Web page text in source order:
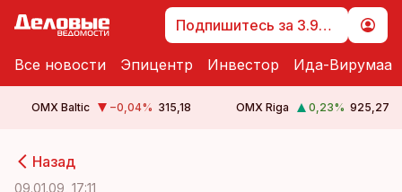
Подпишитесь за 3.99 €
Все новости Эпицентр Инвестор Ида-Вирумаа
OMX Baltic −0,04% 315,18 OMX Riga 0,23% 925,27
Назад
09.01.09, 17:11